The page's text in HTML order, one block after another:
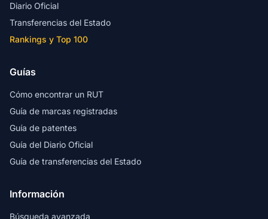
Diario Oficial
Transferencias del Estado
Rankings y Top 100
Guías
Cómo encontrar un RUT
Guía de marcas registradas
Guía de patentes
Guía del Diario Oficial
Guía de transferencias del Estado
Información
Búsqueda avanzada